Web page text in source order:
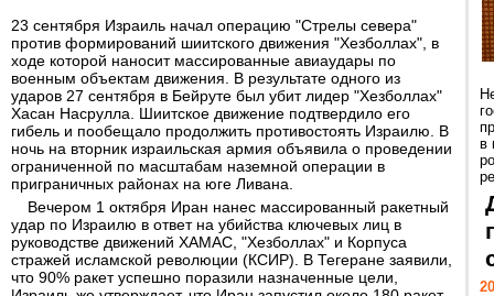
23 сентября Израиль начал операцию "Стрелы севера"
против формирований шиитского движения "Хезболлах", в
ходе которой наносит массированные авиаудары по
военным объектам движения. В результате одного из
ударов 27 сентября в Бейруте был убит лидер "Хезболлах"
Хасан Насрулла. Шиитское движение подтвердило его
гибель и пообещало продолжить противостоять Израилю. В
ночь на вторник израильская армия объявила о проведении
ограниченной по масштабам наземной операции в
приграничных районах на юге Ливана.
Вечером 1 октября Иран нанес массированный ракетный
удар по Израилю в ответ на убийства ключевых лиц в
руководстве движений ХАМАС, "Хезболлах" и Корпуса
стражей исламской революции (КСИР). В Тегеране заявили,
что 90% ракет успешно поразили назначенные цели,
в